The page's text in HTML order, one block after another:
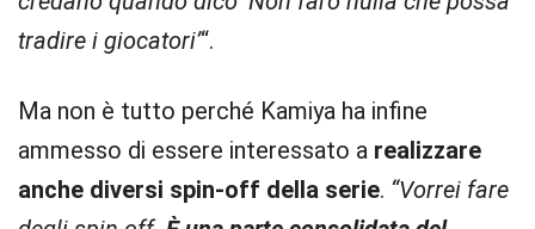
tradire i giocatori’“.
Ma non è tutto perché Kamiya ha infine
ammesso di essere interessato a realizzare
anche diversi spin-off della serie. “Vorrei fare